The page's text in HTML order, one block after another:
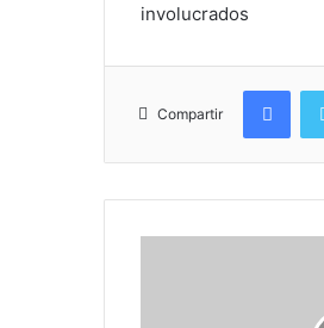
involucrados
Compartir